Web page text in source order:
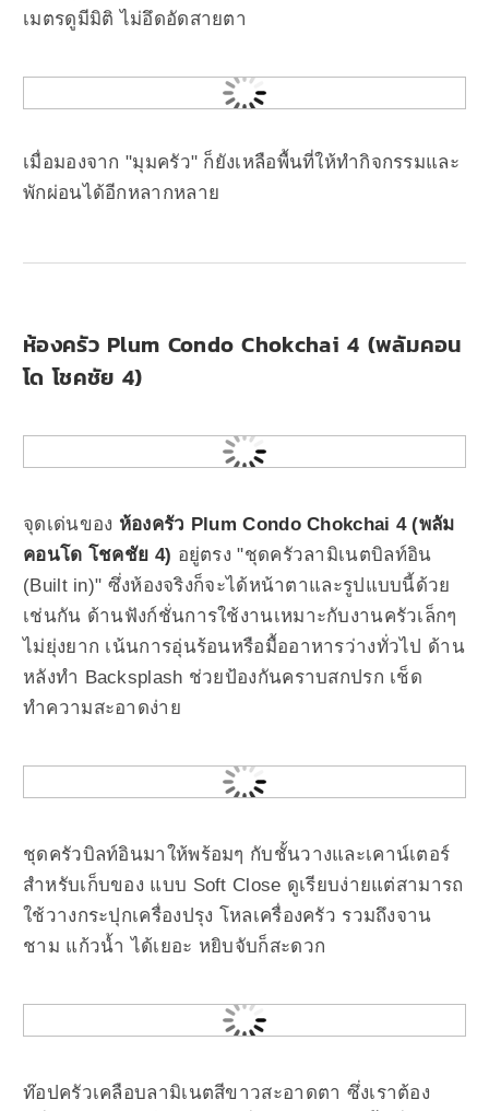
เมตรดูมีมิติ ไม่อึดอัดสายตา
เมื่อมองจาก "มุมครัว" ก็ยังเหลือพื้นที่ให้ทำกิจกรรมและ
พักผ่อนได้อีกหลากหลาย
ห้องครัว Plum Condo Chokchai 4 (พลัมคอน
โด โชคชัย 4)
จุดเด่นของ ห้องครัว Plum Condo Chokchai 4 (พลัม
คอนโด โชคชัย 4) อยู่ตรง "ชุดครัวลามิเนตบิลท์อิน
(Built in)" ซึ่งห้องจริงก็จะได้หน้าตาและรูปแบบนี้ด้วย
เช่นกัน ด้านฟังก์ชั่นการใช้งานเหมาะกับงานครัวเล็กๆ
ไม่ยุ่งยาก เน้นการอุ่นร้อนหรือมื้ออาหารว่างทั่วไป ด้าน
หลังทำ Backsplash ช่วยป้องกันคราบสกปรก เช็ด
ทำความสะอาดง่าย
ชุดครัวบิลท์อินมาให้พร้อมๆ กับชั้นวางและเคาน์เตอร์
สำหรับเก็บของ แบบ Soft Close ดูเรียบง่ายแต่สามารถ
ใช้วางกระปุกเครื่องปรุง โหลเครื่องครัว รวมถึงจาน
ชาม แก้วน้ำ ได้เยอะ หยิบจับก็สะดวก
ท๊อปครัวเคลือบลามิเนตสีขาวสะอาดตา ซึ่งเราต้อง